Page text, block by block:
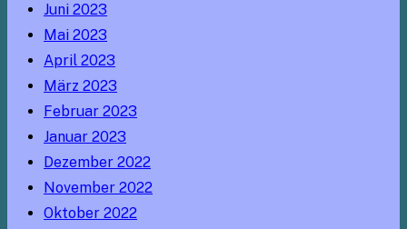
Juni 2023
Mai 2023
April 2023
März 2023
Februar 2023
Januar 2023
Dezember 2022
November 2022
Oktober 2022